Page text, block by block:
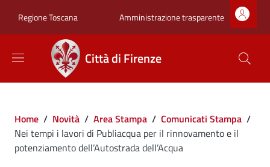
Regione Toscana Zona superiore
Amministrazione trasparente
Città di Firenze
Briciole di pane
Home / Novità / Area Stampa / Comunicati Stampa /
Nei tempi i lavori di Publiacqua per il rinnovamento e il
potenziamento dell’Autostrada dell’Acqua